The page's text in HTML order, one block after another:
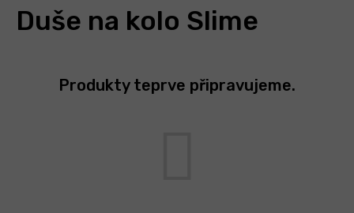
Duše na kolo Slime
Produkty teprve připravujeme.